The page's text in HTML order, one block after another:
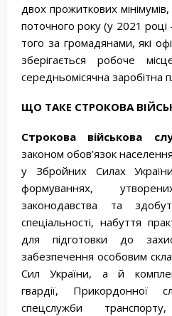
двох прожиткових
поточного року (у 2021
того за громадянами, які
зберігається робоче
середньомісячна заробітна
ЩО ТАКЕ СТРОКОВА
Строкова військова
законом обов’язок
у Збройних Силах
формуваннях,
законодавства та
спеціальності, набуття
для підготовки до
забезпечення особовим
Сил України, а й
гвардії, Прикордонної
спецслужби